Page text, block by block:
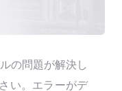
の問題が解決し
い。エラーがデ